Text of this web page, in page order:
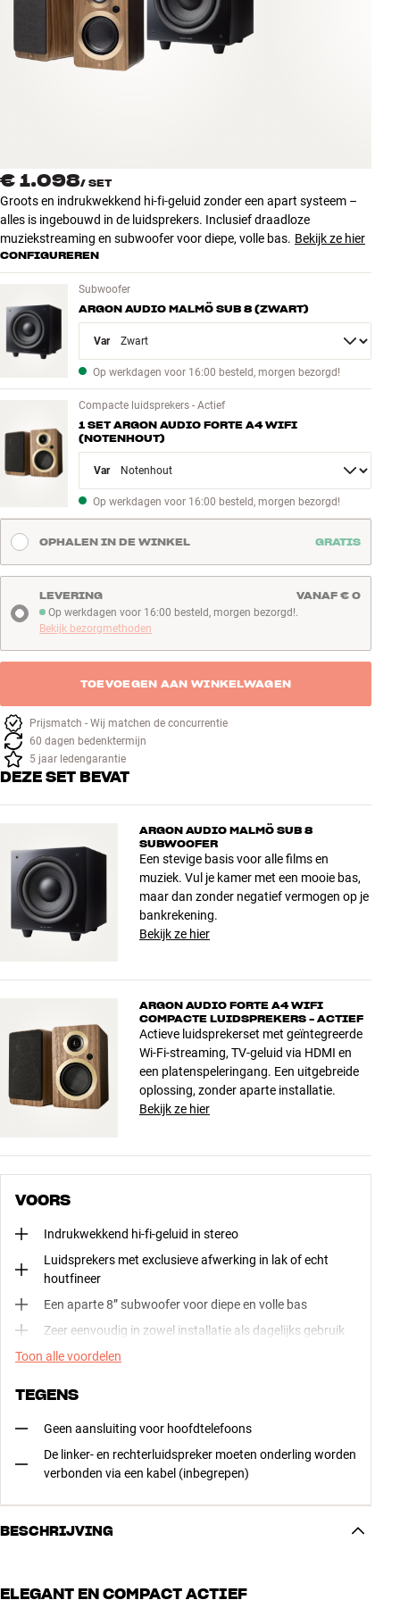
Accessoires
INSPIRATIE
AANBIEDINGEN
Winkels
Klantenservice
Bouw met geluid
€ 1.098/ SET
Groots en indrukwekkend hi-fi-geluid zonder een apart systeem –
alles is ingebouwd in de luidsprekers. Inclusief draadloze
muziekstreaming en subwoofer voor diepe, volle bas. Bekijk ze hier
CONFIGUREREN
Subwoofer
ARGON AUDIO MALMÖ SUB 8 (ZWART)
Variant
Op werkdagen voor 16:00 besteld, morgen bezorgd!
Compacte luidsprekers - Actief
1 SET ARGON AUDIO FORTE A4 WIFI
(NOTENHOUT)
Variant
Op werkdagen voor 16:00 besteld, morgen bezorgd!
OPHALEN IN DE WINKEL GRATIS
Op werkdagen voor 16:00 besteld, morgen bezorgd!
Op werkdagen voor 16:00 besteld, morgen bezorgd!.
Bekijk bezorgmethoden
LEVERING VANAF € 0
TOEVOEGEN AAN WINKELWAGEN
Prijsmatch - Wij matchen de concurrentie
60 dagen bedenktermijn
5 jaar ledengarantie
DEZE SET BEVAT
ARGON AUDIO MALMÖ SUB 8
SUBWOOFER
Een stevige basis voor alle films en
muziek. Vul je kamer met een mooie bas,
maar dan zonder negatief vermogen op je
bankrekening.
Bekijk ze hier
ARGON AUDIO FORTE A4 WIFI
COMPACTE LUIDSPREKERS - ACTIEF
Actieve luidsprekerset met geïntegreerde
Wi-Fi-streaming, TV-geluid via HDMI en
een platenspeleringang. Een uitgebreide
oplossing, zonder aparte installatie.
Bekijk ze hier
VOORS
Indrukwekkend hi-fi-geluid in stereo
Luidsprekers met exclusieve afwerking in lak of echt
houtfineer
Een aparte 8” subwoofer voor diepe en volle bas
Zeer eenvoudig in zowel installatie als dagelijks gebruik
Toon alle voordelen
TEGENS
Geen aansluiting voor hoofdtelefoons
De linker- en rechterluidspreker moeten onderling worden
verbonden via een kabel (inbegrepen)
BESCHRIJVING
ELEGANT EN COMPACT ACTIEF